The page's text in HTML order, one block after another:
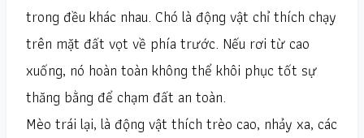
trong đều khác nhau. Chó là động vật chỉ thích chạy
trên mặt đất vọt về phía trước. Nếu rơi từ cao
xuống, nó hoàn toàn không thể khôi phục tốt sự
thăng bằng để chạm đất an toàn.
Mèo trái lại, là động vật thích trèo cao, nhảy xa, các